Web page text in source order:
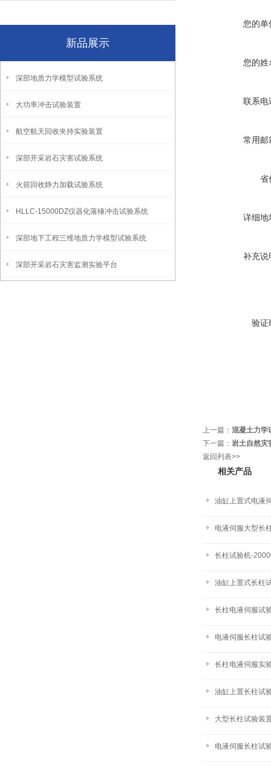
新品展示
深部地质力学模型试验系统
大功率冲击试验装置
航空航天回收夹持实验装置
深部开采岩石灾害试验系统
火箭回收静力加载试验系统
HLLC-15000DZ仪器化落锤冲击试验系统
深部地下工程三维地质力学模型试验系统
深部开采岩石灾害监测实验平台
您的单
您的姓
联系电
常用邮
省
详细地
补充说
验证
上一篇： 混凝土力学
下一篇： 岩土自然灾
返回列表>>
相关产品
油缸上置式电液
电液伺服大型长
长柱试验机-
油缸上置式长柱
长柱电液伺服试
电液伺服长柱试
长柱电液伺服实
油缸上置长柱试
大型长柱试验装
电液伺服长柱试